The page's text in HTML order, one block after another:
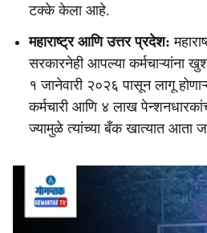
टक्के केला आहे.
महाराष्ट्र आणि उत्तर प्रदेश:
सरकारनेही आपल्या कर्मचाऱ्यांना
१ जानेवारी २०२६ पासून लागू
कर्मचारी आणि ४ लाख
ज्यामुळे त्यांच्या बँक खात्यात आता